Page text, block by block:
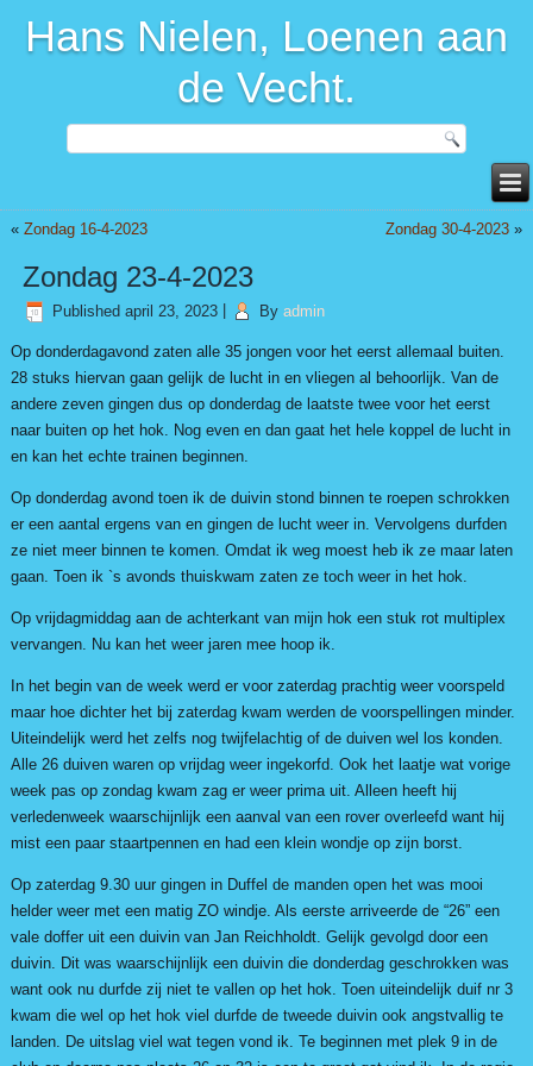
Hans Nielen, Loenen aan
de Vecht.
«Zondag 16-4-2023 Zondag 30-4-2023»
Zondag 23-4-2023
Published april 23, 2023 By admin
Op donderdagavond zaten alle 35 jongen voor het eerst allemaal buiten.
28 stuks hiervan gaan gelijk de lucht in en vliegen al behoorlijk. Van de
andere zeven gingen dus op donderdag de laatste twee voor het eerst
naar buiten op het hok. Nog even en dan gaat het hele koppel de lucht in
en kan het echte trainen beginnen.
Op donderdag avond toen ik de duivin stond binnen te roepen schrokken
er een aantal ergens van en gingen de lucht weer in. Vervolgens durfden
ze niet meer binnen te komen. Omdat ik weg moest heb ik ze maar laten
gaan. Toen ik `s avonds thuiskwam zaten ze toch weer in het hok.
Op vrijdagmiddag aan de achterkant van mijn hok een stuk rot multiplex
vervangen. Nu kan het weer jaren mee hoop ik.
In het begin van de week werd er voor zaterdag prachtig weer voorspeld
maar hoe dichter het bij zaterdag kwam werden de voorspellingen minder.
Uiteindelijk werd het zelfs nog twijfelachtig of de duiven wel los konden.
Alle 26 duiven waren op vrijdag weer ingekorfd. Ook het laatje wat vorige
week pas op zondag kwam zag er weer prima uit. Alleen heeft hij
verledenweek waarschijnlijk een aanval van een rover overleefd want hij
mist een paar staartpennen en had een klein wondje op zijn borst.
Op zaterdag 9.30 uur gingen in Duffel de manden open het was mooi
helder weer met een matig ZO windje. Als eerste arriveerde de “26” een
vale doffer uit een duivin van Jan Reichholdt. Gelijk gevolgd door een
duivin. Dit was waarschijnlijk een duivin die donderdag geschrokken was
want ook nu durfde zij niet te vallen op het hok. Toen uiteindelijk duif nr 3
kwam die wel op het hok viel durfde de tweede duivin ook angstvallig te
landen. De uitslag viel wat tegen vond ik. Te beginnen met plek 9 in de